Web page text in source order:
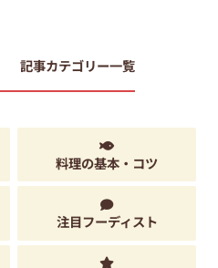
記事カテゴリー一覧
料理の基本・コツ
注目フーディスト